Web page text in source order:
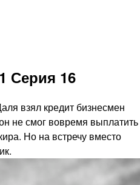
Серия 16
взял кредит бизнесмен
не смог вовремя выплатить
Но на встречу вместо